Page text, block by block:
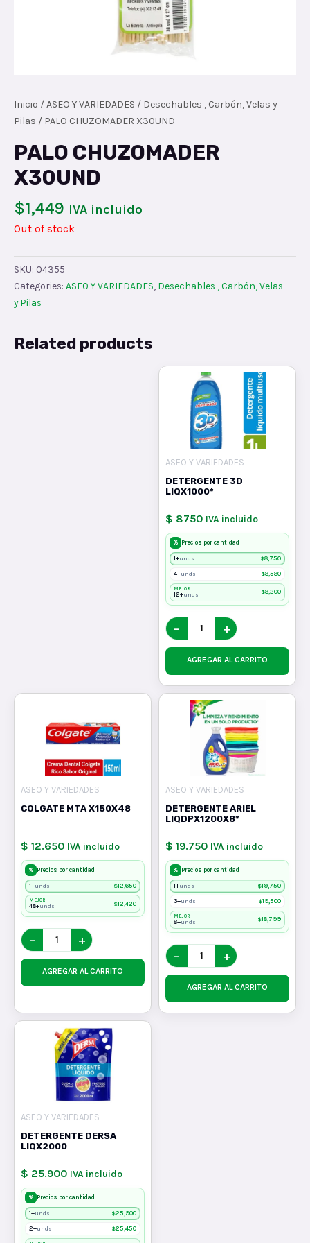
Inicio /ASEO Y VARIEDADES / Desechables , Carbón, Velas y
Pilas / PALO CHUZOMADER X30UND
PALO CHUZOMADER
X30UND
$1,449 IVA incluido
Out of stock
SKU: 04355
Categories: ASEO Y VARIEDADES, Desechables , Carbón, Velas
y Pilas
Related products
ASEO Y VARIEDADES
DETERGENTE 3D
LIQX1000*
$ 8750 IVA incluido
% Precios por cantidad
1+unds $8,750
4+unds $8,580
MEJOR
12+unds $8,200
− +
AGREGAR AL CARRITO
ASEO Y VARIEDADES
COLGATE MTA X150X48
$ 12.650 IVA incluido
% Precios por cantidad
1+unds $12,650
MEJOR
48+unds $12,420
− +
AGREGAR AL CARRITO
ASEO Y VARIEDADES
DETERGENTE ARIEL
LIQDPX1200X8*
$ 19.750 IVA incluido
% Precios por cantidad
1+unds $19,750
3+unds $19,500
MEJOR
8+unds $18,799
− +
AGREGAR AL CARRITO
ASEO Y VARIEDADES
DETERGENTE DERSA
LIQX2000
$ 25.900 IVA incluido
% Precios por cantidad
1+unds $25,900
2+unds $25,450